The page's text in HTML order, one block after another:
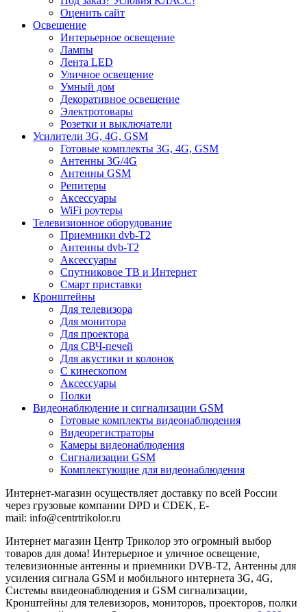
Оценить сайт
Освещение
Интерьерное освещение
Лампы
Лента LED
Уличное освещение
Умный дом
Декоративное освещение
Электротовары
Розетки и выключатели
Усилители 3G, 4G, GSM
Готовые комплекты 3G, 4G, GSM
Антенны 3G/4G
Антенны GSM
Репитеры
Аксессуары
WiFi роутеры
Телевизионное оборудование
Приемники dvb-T2
Антенны dvb-T2
Аксессуары
Спутниковое ТВ и Интернет
Смарт приставки
Кронштейны
Для телевизора
Для монитора
Для проектора
Для СВЧ-печей
Для акустики и колонок
С кинескопом
Аксессуары
Полки
Видеонаблюдение и сигнализации GSM
Готовые комплекты видеонаблюдения
Видеорегистраторы
Камеры видеонаблюдения
Сигнализации GSM
Комплектующие для видеонаблюдения
Интернет-магазин осуществляет доставку по всей России
через грузовые компании DPD и CDEK, E-
mail: info@centrtrikolor.ru
Интернет магазин Центр Триколор это огромный выбор
товаров для дома! Интерьерное и уличное освещение,
телевизионные антенны и приемники DVB-T2, Антенны для
усиления сигнала GSM и мобильного интернета 3G, 4G,
Системы ввидеонаблюдения и GSM сигнализации,
Кронштейны для телевизоров, мониторов, проекторов, полки